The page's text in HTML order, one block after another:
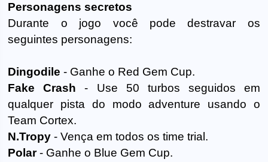
Personagens secretos
Durante o jogo você pode destravar os
seguintes personagens:
Dingodile - Ganhe o Red Gem Cup.
Fake Crash - Use 50 turbos seguidos em
qualquer pista do modo adventure usando o
Team Cortex.
N.Tropy - Vença em todos os time trial.
Polar- Ganhe o Blue Gem Cup.